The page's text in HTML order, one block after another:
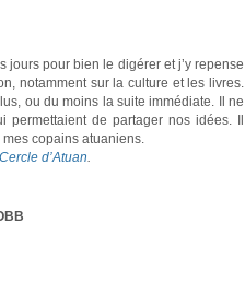
jours pour bien le digérer et j’y repense
notamment sur la culture et les livres.
ou du moins la suite immédiate. Il ne
de partager nos idées. Il
copains atuaniens.
d’Atuan.